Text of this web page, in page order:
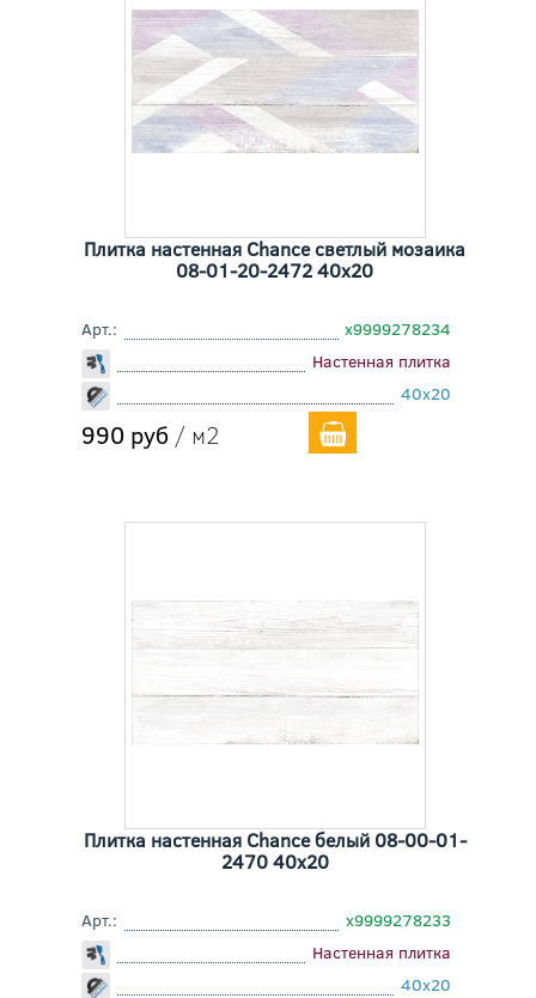
Плитка настенная Chance светлый мозаика
08-01-20-2472 40x20
Арт.:
х9999278234
Настенная плитка
40x20
990 руб / м2
Плитка настенная Chance белый 08-00-01-
2470 40x20
Арт.:
х9999278233
Настенная плитка
40x20